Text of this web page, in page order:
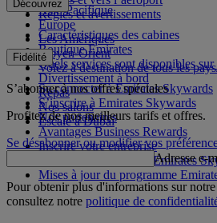
Règles et avertissements
Asie-Pacifique
Europe
Les Amériques
Moyen-Orient
Volez à destination de tous les
Découvrez
Caractéristiques des cabines
Boutique Emirates
Quels services sont disponibles
Divertissement à bord
Repas
Nos salons
Escale à Dubai
Fidélité
Se connecter à Emirates Skywards
S’inscrire à Emirates Skywards
Nos partenaires
Avantages Business Rewards
Inscrire votre entreprise
Règles du programme Emirates
Mises à jour du programme
S’abonner à nos offres spéciales
Profitez de nos meilleurs tarifs et offres.
Se désabonner ou modifier vos
Adresse e-
Pour obtenir plus d'informations sur
consultez notre politique de